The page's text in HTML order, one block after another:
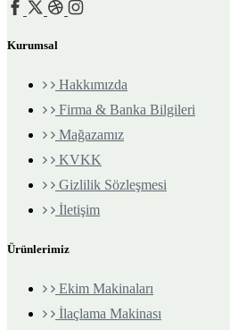
Kurumsal
Hakkımızda
Firma & Banka Bilgileri
Mağazamız
KVKK
Gizlilik Sözleşmesi
İletişim
Ürünlerimiz
Ekim Makinaları
İlaçlama Makinası